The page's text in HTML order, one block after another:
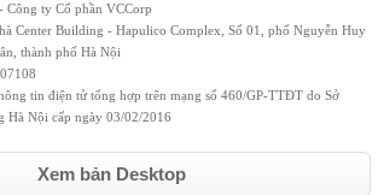
ty Cổ phần VCCorp
Center Building - Hapulico Complex, Số 01, phố Nguyễn Huy
thành phố Hà Nội
tin điện tử tổng hợp trên mạng số 460/GP-TTĐT do Sở
Hà Nội cấp ngày 03/02/2016
Xem bản Desktop